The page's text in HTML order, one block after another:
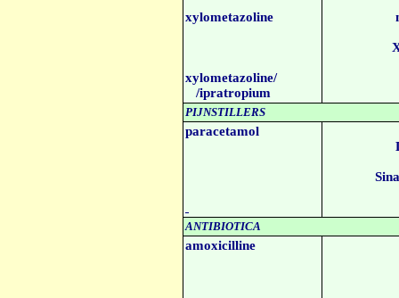
xylometazoline
xylometazoline/
/ipratropium
PIJNSTILLERS
paracetamol
ANTIBIOTICA
amoxicilline